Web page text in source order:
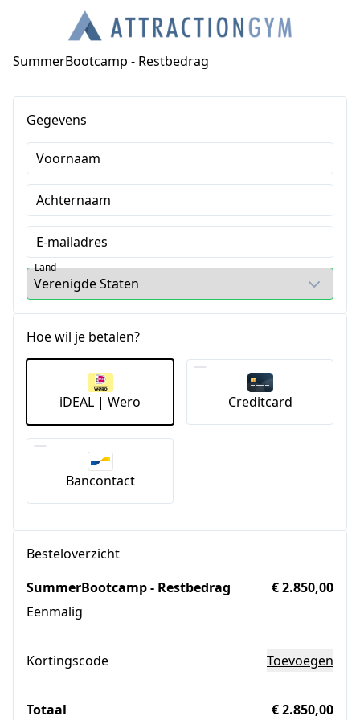
SummerBootcamp - Restbedrag
Gegevens
Voornaam
Achternaam
E-mailadres
Land
Hoe wil je betalen?
iDEAL | Wero Creditcard
Bancontact
Besteloverzicht
SummerBootcamp - Restbedrag
Eenmalig
€ 2.850,00
Kortingscode Toevoegen
Totaal € 2.850,00